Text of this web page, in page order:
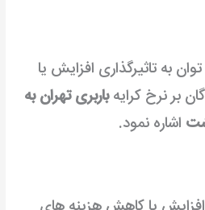
به تاثیرگذاری افزایش یا
بر نرخ کرایهباربری تهران به
اشاره نمود.